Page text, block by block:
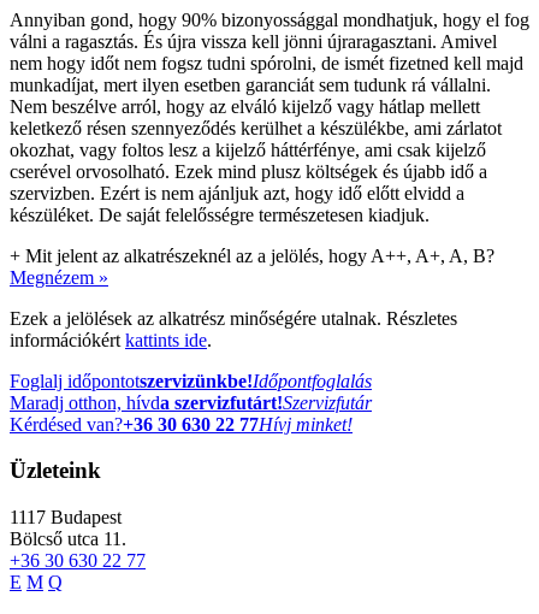
Annyiban gond, hogy 90% bizonyossággal mondhatjuk, hogy el fog
válni a ragasztás. És újra vissza kell jönni újraragasztani. Amivel
nem hogy időt nem fogsz tudni spórolni, de ismét fizetned kell majd
munkadíjat, mert ilyen esetben garanciát sem tudunk rá vállalni.
Nem beszélve arról, hogy az elváló kijelző vagy hátlap mellett
keletkező résen szennyeződés kerülhet a készülékbe, ami zárlatot
okozhat, vagy foltos lesz a kijelző háttérfénye, ami csak kijelző
cserével orvosolható. Ezek mind plusz költségek és újabb idő a
szervizben. Ezért is nem ajánljuk azt, hogy idő előtt elvidd a
készüléket. De saját felelősségre természetesen kiadjuk.
+ Mit jelent az alkatrészeknél az a jelölés, hogy A++, A+, A, B?
Megnézem »
Ezek a jelölések az alkatrész minőségére utalnak. Részletes
információkért kattints ide.
Foglalj időpontotszervizünkbe!Időpontfoglalás
Maradj otthon, hívda szervizfutárt!Szervizfutár
Kérdésed van?+36 30 630 22 77Hívj minket!
Üzleteink
1117 Budapest
Bölcső utca 11.
+36 30 630 22 77
E M Q